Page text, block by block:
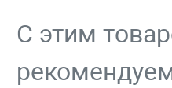
С этим